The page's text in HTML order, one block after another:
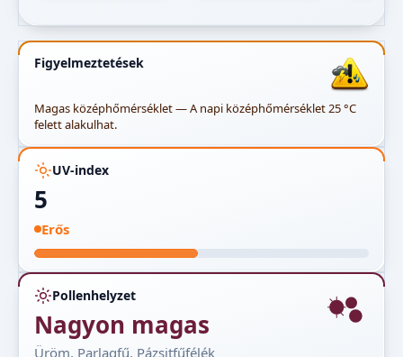
Figyelmeztetések
Magas középhőmérséklet — A napi középhőmérséklet 25 °C
felett alakulhat.
UV-index
5
Erős
Pollenhelyzet
Nagyon magas
Üröm, Parlagfű, Pázsitfűfélék